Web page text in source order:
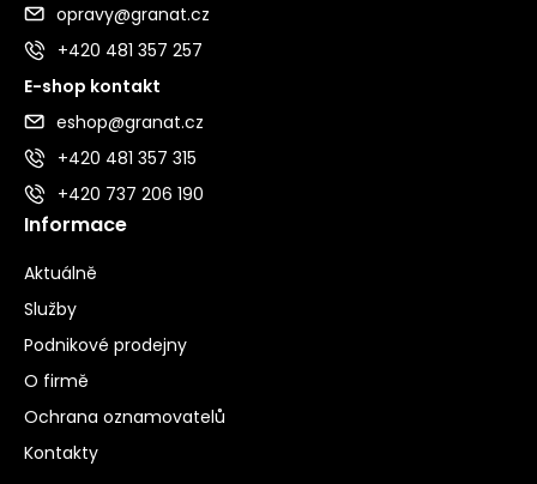
opravy@granat.cz
+420 481 357 257
E-shop kontakt
eshop@granat.cz
+420 481 357 315
+420 737 206 190
Informace
Aktuálně
Služby
Podnikové prodejny
O firmě
Ochrana oznamovatelů
Kontakty